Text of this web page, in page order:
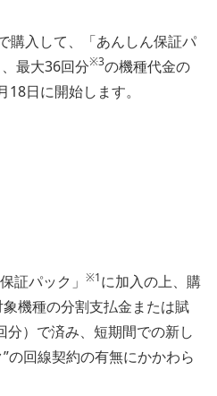
購入して、「あんしん保証パ
最大36回分※3の機種代金の
日に開始します。
証パック」 ※1に加入の上、購
機種の分割支払金または賦
）で済み、短期間での新し
の回線契約の有無にかかわら